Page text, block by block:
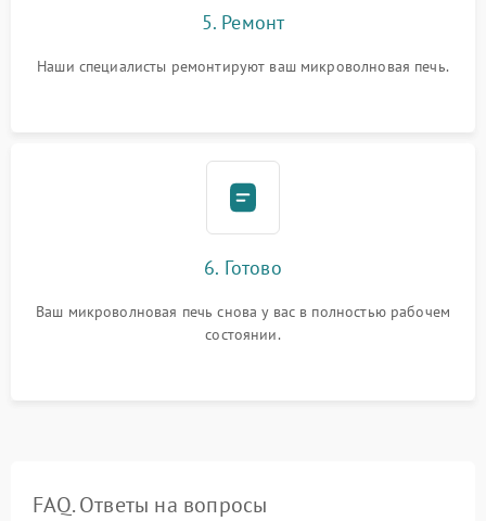
5. Ремонт
Наши специалисты ремонтируют ваш микроволновая печь.
6. Готово
Ваш микроволновая печь снова у вас в полностью рабочем
состоянии.
FAQ. Ответы на вопросы